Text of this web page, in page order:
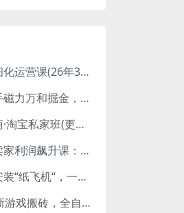
抖店精细化运营课(26年3月更新
最新快手磁力万和掘金，自动搬砖，轻松日入100-200，操作简单
马夫电商·淘宝私家班(更新3月)
亚马逊卖家利润飙升课：从品类成功公式到海王打法，让每个SKU都成爆款一路飙升(更新26年3月
帮别人安装“纸飞机“，一单赚10—30元不等：附：免费节点
25年最新游戏搬砖，全自动挂机，不需要玩游戏，单手机操作日入300+